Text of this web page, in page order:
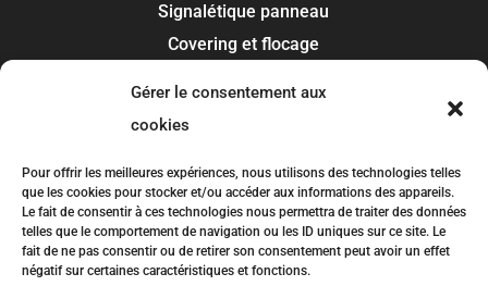
Gérer le consentement aux
cookies
Pour offrir les meilleures expériences, nous utilisons des technologies telles
que les cookies pour stocker et/ou accéder aux informations des appareils.
Le fait de consentir à ces technologies nous permettra de traiter des données
telles que le comportement de navigation ou les ID uniques sur ce site. Le
fait de ne pas consentir ou de retirer son consentement peut avoir un effet
négatif sur certaines caractéristiques et fonctions.
Signalétique panneau
Covering et flocage
Toulouse
Colomiers
Blagnac
Tournefeuille